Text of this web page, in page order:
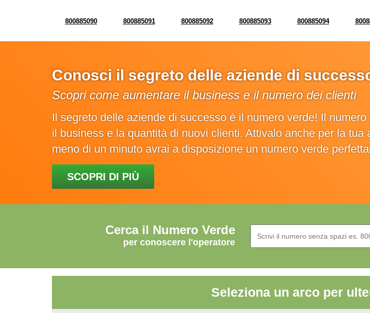
800885090 800885091 800885092 800885093 800885094
Conosci il segreto delle aziende di
Scopri come aumentare il business e il numero dei clienti
Il segreto delle aziende di successo è il numero verde! Il
il business e la quantità di nuovi clienti. Attivalo anche per la
meno di un minuto avrai a disposizione un numero verde
SCOPRI DI PIÙ
Cerca il Numero Verde
per conoscere l'operatore
Seleziona un arco per